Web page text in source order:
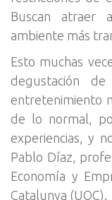
Buscan atraer
ambiente más
Esto muchas
degustación
entretenimiento
de lo normal,
experiencias, y
Pablo Díaz,
Economía y
Catalunya (UOC).